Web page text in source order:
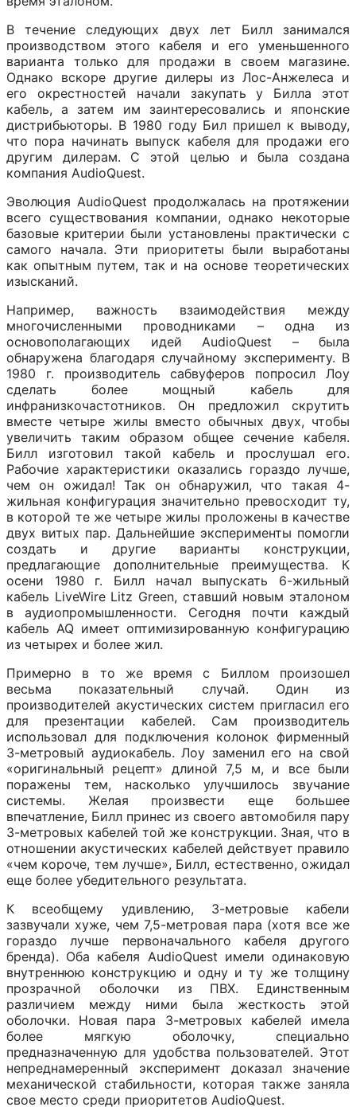
В течение следующих двух лет Билл занимался
производством этого кабеля и его уменьшенного
варианта только для продажи в своем магазине.
Однако вскоре другие дилеры из Лос-Анжелеса и
его окрестностей начали закупать у Билла этот
кабель, а затем им заинтересовались и японские
дистрибьюторы. В 1980 году Бил пришел к выводу,
что пора начинать выпуск кабеля для продажи его
другим дилерам. С этой целью и была создана
компания AudioQuest.
Эволюция AudioQuest продолжалась на протяжении
всего существования компании, однако некоторые
базовые критерии были установлены практически с
самого начала. Эти приоритеты были выработаны
как опытным путем, так и на основе теоретических
изысканий.
Например, важность взаимодействия между
многочисленными проводниками – одна из
основополагающих идей AudioQuest – была
обнаружена благодаря случайному эксперименту. В
1980 г. производитель сабвуферов попросил Лоу
сделать более мощный кабель для
инфранизкочастотников. Он предложил скрутить
вместе четыре жилы вместо обычных двух, чтобы
увеличить таким образом общее сечение кабеля.
Билл изготовил такой кабель и прослушал его.
Рабочие характеристики оказались гораздо лучше,
чем он ожидал! Так он обнаружил, что такая 4-
жильная конфигурация значительно превосходит ту,
в которой те же четыре жилы проложены в качестве
двух витых пар. Дальнейшие эксперименты помогли
создать и другие варианты конструкции,
предлагающие дополнительные преимущества. К
осени 1980 г. Билл начал выпускать 6-жильный
кабель LiveWire Litz Green, ставший новым эталоном
в аудиопромышленности. Сегодня почти каждый
кабель AQ имеет оптимизированную конфигурацию
из четырех и более жил.
Примерно в то же время с Биллом произошел
весьма показательный случай. Один из
производителей акустических систем пригласил его
для презентации кабелей. Сам производитель
использовал для подключения колонок фирменный
3-метровый аудиокабель. Лоу заменил его на свой
«оригинальный рецепт» длиной 7,5 м, и все были
поражены тем, насколько улучшилось звучание
системы. Желая произвести еще большее
впечатление, Билл принес из своего автомобиля пару
3-метровых кабелей той же конструкции. Зная, что в
отношении акустических кабелей действует правило
«чем короче, тем лучше», Билл, естественно, ожидал
еще более убедительного результата.
К всеобщему удивлению, 3-метровые кабели
зазвучали хуже, чем 7,5-метровая пара (хотя все же
гораздо лучше первоначального кабеля другого
бренда). Оба кабеля AudioQuest имели одинаковую
внутреннюю конструкцию и одну и ту же толщину
прозрачной оболочки из ПВХ. Единственным
различием между ними была жесткость этой
оболочки. Новая пара 3-метровых кабелей имела
более мягкую оболочку, специально
предназначенную для удобства пользователей. Этот
непреднамеренный эксперимент доказал значение
механической стабильности, которая также заняла
свое место среди приоритетов AudioQuest.